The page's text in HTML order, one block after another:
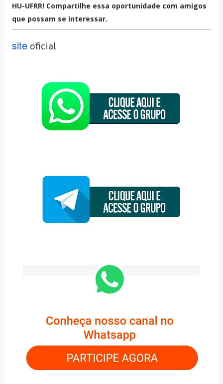
HU-UFRR! Compartilhe essa oportunidade com amigos
que possam se interessar.
siteoficial